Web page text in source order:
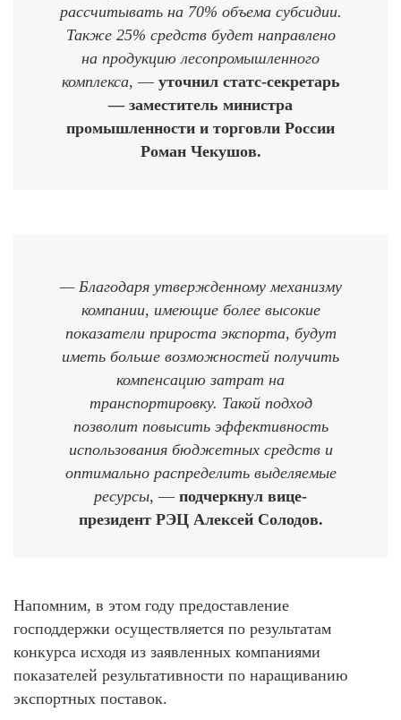
рассчитывать на 70% объема субсидии.
Также 25% средств будет направлено
на продукцию лесопромышленного
комплекса, — уточнил статс-секретарь
— заместитель министра
промышленности и торговли России
Роман Чекушов.
— Благодаря утвержденному механизму
компании, имеющие более высокие
показатели прироста экспорта, будут
иметь больше возможностей получить
компенсацию затрат на
транспортировку. Такой подход
позволит повысить эффективность
использования бюджетных средств и
оптимально распределить выделяемые
ресурсы, — подчеркнул вице-
президент РЭЦ Алексей Солодов.
Напомним, в этом году предоставление
господдержки осуществляется по результатам
конкурса исходя из заявленных компаниями
показателей результативности по наращиванию
экспортных поставок.